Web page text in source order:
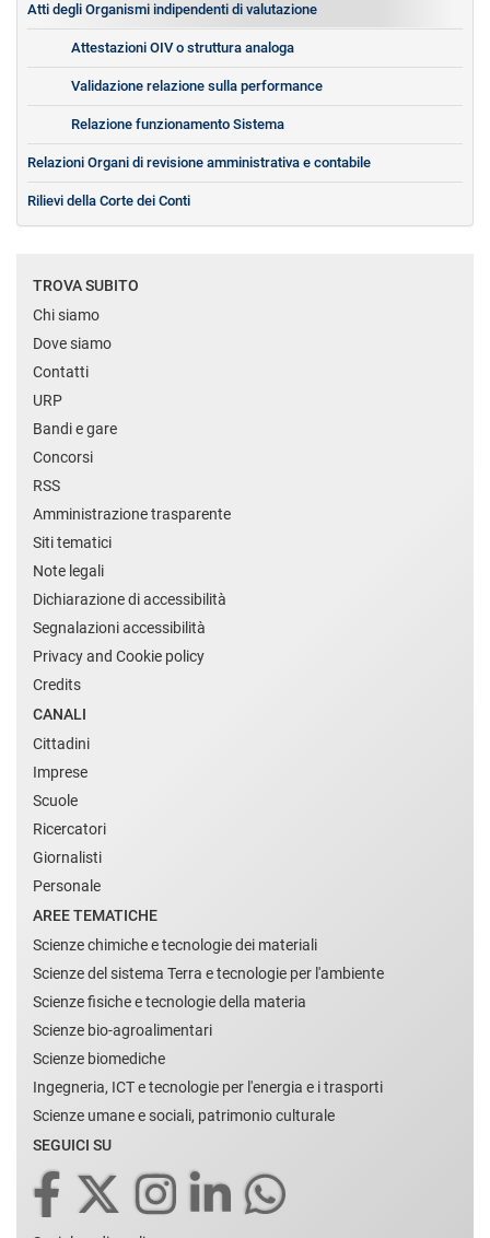
Atti degli Organismi indipendenti di valutazione
Attestazioni OIV o struttura analoga
Validazione relazione sulla performance
Relazione funzionamento Sistema
Relazioni Organi di revisione amministrativa e contabile
Rilievi della Corte dei Conti
TROVA SUBITO
Chi siamo
Dove siamo
Contatti
URP
Bandi e gare
Concorsi
RSS
Amministrazione trasparente
Siti tematici
Note legali
Dichiarazione di accessibilità
Segnalazioni accessibilità
Privacy and Cookie policy
Credits
CANALI
Cittadini
Imprese
Scuole
Ricercatori
Giornalisti
Personale
AREE TEMATICHE
Scienze chimiche e tecnologie dei materiali
Scienze del sistema Terra e tecnologie per l'ambiente
Scienze fisiche e tecnologie della materia
Scienze bio-agroalimentari
Scienze biomediche
Ingegneria, ICT e tecnologie per l'energia e i trasporti
Scienze umane e sociali, patrimonio culturale
SEGUICI SU